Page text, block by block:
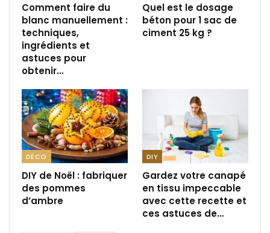
Comment faire du
blanc manuellement :
techniques,
ingrédients et
astuces pour
obtenir…
Quel est le dosage
béton pour 1 sac de
ciment 25 kg ?
DÉCO
DIY de Noël : fabriquer
des pommes
d’ambre
DIY
Gardez votre canapé
en tissu impeccable
avec cette recette et
ces astuces de…